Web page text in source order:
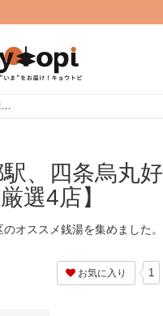
【保存版】京都オススメ銭湯！京都駅、四条烏丸好立地～早朝深夜営業店☆下京区編【厳選4店】
、四条烏丸好
選4店】
オススメ銭湯を集めました。
お気に入り 1